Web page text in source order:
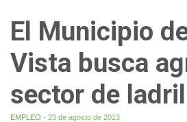
El Municipio
Vista busca
sector de
EMPLEO - 23 de agosto de 2013